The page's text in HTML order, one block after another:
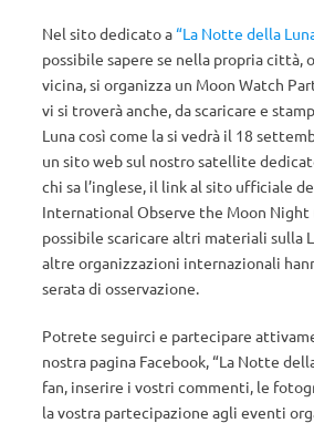
Nel sito dedicato a“La Notte della
possibile sapere se nella propria città,
vicina, si organizza un Moon Watch
vi si troverà anche, da scaricare e
Luna così come la si vedrà il 18
un sito web sul nostro satellite
chi sa l’inglese, il link al sito ufficiale
International Observe the Moon Night
possibile scaricare altri materiali sulla
altre organizzazioni internazionali
serata di osservazione.
Potrete seguirci e partecipare
nostra pagina Facebook, “La Notte
fan, inserire i vostri commenti, le
la vostra partecipazione agli eventi